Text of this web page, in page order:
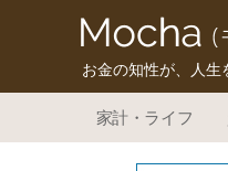
お金の知性が、人生
家計・ライフ